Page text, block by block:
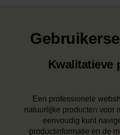
Kwalitatieve
Een professionele
natuurlijke producten voor
eenvoudig kunt
productinformatie en de